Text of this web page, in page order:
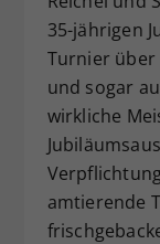
35-jährigen
Turnier über
und sogar
wirkliche
amtierende